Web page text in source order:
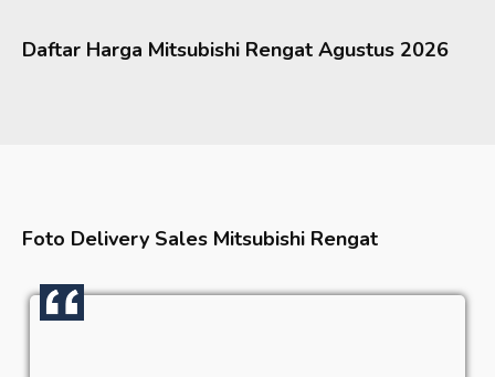
Daftar Harga Mitsubishi Rengat Agustus 2026
Foto Delivery Sales Mitsubishi Rengat